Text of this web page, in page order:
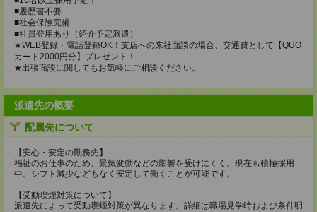
■履歴書不要
■社会保険完備
■社員登用あり（紹介予定派遣）
★WEB登録・電話登録OK！支店への来社面談の場合、交通費として【QUO
カード2000円分】プレゼント！
★出張面談に関してもお気軽にご相談ください。
派遣先の概要
配属先について
【安心・安定の勤務先】
福祉のお仕事のため、景気変動などの影響を受けにくく、現在も積極採用
中。シフト減少などもなく安定して働くことが可能です。
【受動喫煙対策について】
派遣先によって受動喫煙対策が異なります。詳細は職場見学時および条件明